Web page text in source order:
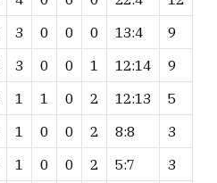
3 0 0 0 13:4
9
3 0 0 1 12:14
9
1 1 0 2 12:13
5
1 0 0 2 8:8
3
1 0 0 2 5:7
3